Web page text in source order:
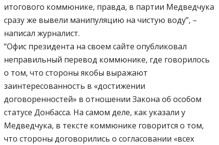
итогового коммюнике, правда, в партии Медведчука
сразу же вывели манипуляцию на чистую воду”, –
написал журналист.
“Офис президента на своем сайте опубликовал
неправильный перевод коммюнике, где говорилось
о том, что стороны якобы выражают
заинтересованность в «достижении
договоренностей» в отношении Закона об особом
статусе Донбасса. На самом деле, как указали у
Медведчука, в тексте коммюнике говорится о том,
что стороны договорились о согласовании «всех